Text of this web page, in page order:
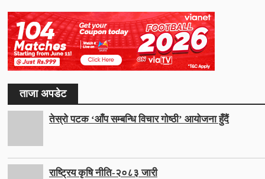
ताजा अपडेट
तेस्रो पटक ‘आँप सम्बन्धि विचार गोष्ठी’ आयोजना हुँदैं
राष्ट्रिय कृषि नीति-२०८३ जारी